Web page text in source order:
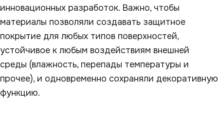
инновационных разработок. Важно, чтобы
материалы позволяли создавать защитное
покрытие для любых типов поверхностей,
устойчивое к любым воздействиям внешней
среды (влажность, перепады температуры и
прочее), и одновременно сохраняли декоративную
функцию.